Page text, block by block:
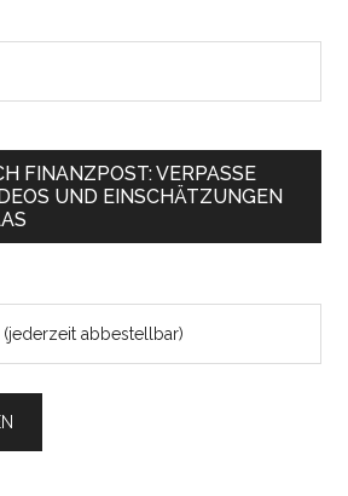
FINANZPOST: VERPASSE
UND EINSCHÄTZUNGEN